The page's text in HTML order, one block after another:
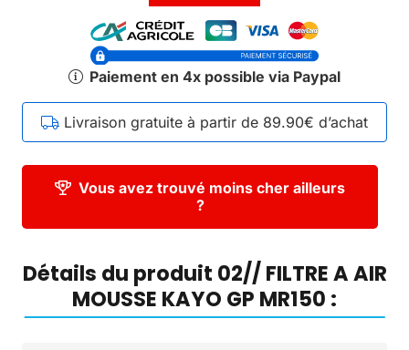
Paiement en 4x possible via Paypal
Livraison gratuite à partir de 89.90€ d’achat
Vous avez trouvé moins cher ailleurs
?
Détails du produit 02// FILTRE A AIR
MOUSSE KAYO GP MR150 :